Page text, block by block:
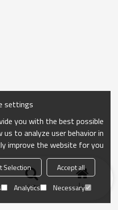
منزل بحث
settings
you with the best possible
us to analyze user behavior in
improve the website for you.
Accept all
Selection
Necessary
Analytics